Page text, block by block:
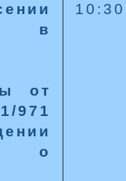
в
от
971
о